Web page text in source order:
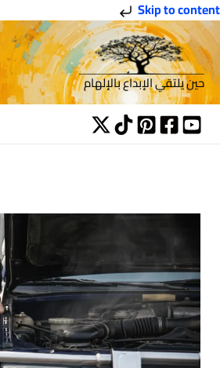
Skip to content
تخطي
إلى
المحتوى
حين يلتقي الإبداع بالإلهام